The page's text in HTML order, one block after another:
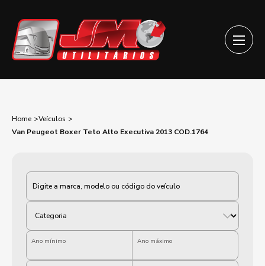
Home
Veículos
Van Peugeot Boxer Teto Alto Executiva 2013 COD.1764
Categoria
Ano mínimo Ano máximo